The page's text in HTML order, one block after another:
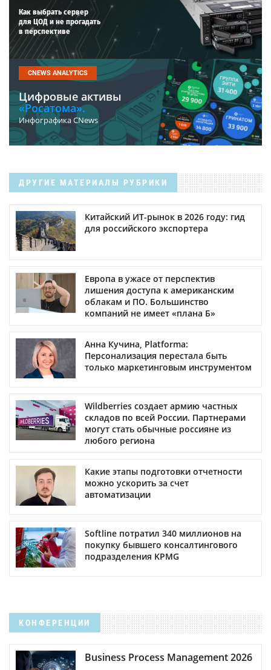
Как выбрать сервер
для ЦОД и не прогадать
в перспективе
CNEWS ANALYTICS
Цифровые активы
«Росатома».
Инфографика CNews
ДРУГИЕ МАТЕРИАЛЫ РУБРИКИ
Китайский ИТ-рынок в 2026 году: гид
для российского экспортера
Европа в ужасе от перспектив
лишения доступа к американским
облакам и ПО. Большинство
компаний не имеет «плана Б»
Анна Кучина, Platforma:
Персонализация перестала быть
только маркетинговым инструментом
Wildberries создает армию частных
складов по всей России. Партнерами
могут стать обычные россияне из
любого региона
Какие этапы подготовки отчетности
можно ускорить за счет
автоматизации
Softline потратил 340 миллионов на
покупку бывшего консалтингового
подразделения KPMG
КОНФЕРЕНЦИИ
Business Process Management 2026